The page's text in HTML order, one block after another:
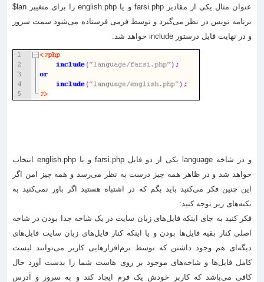
عنوان مثال یکی از مقادیر farsi.php و یا english.php را برای متغییر lan$
برنامه نویس در نظر می‌گیرد و توسط فرمی فرستاده می‌شود سمت سرور
و در نهایت فایل درستور include خواهد شد:
و در شاخه language یکی از دو فایل farsi.php و یا english.php انتخاب
خواهد شد و در ظاهر همه چیز درست به نظر می‌رسد و همه چیز امن اگر
این چنین فکر می‌کنید باید بگم که در اشتباه هستید اگر باور نمی‌کنید به
نکته‌های زیر توجه کنید:
فکر کنید به جای اینکه فایل‌های زبان سایت در یک شاخه جدا بودن در شاخه
اصلی کنار بقیه فایل‌ها بودن و یا اینکه کنار فایل‌های زبان سایت فایل‌های
دیگه‌ای هم وجود داشتن که توسط نرم‌افزار‌هایی کاربر می‌توانند لیست
کامل فایل‌ها و شاخه‌های موجود بر روی هاست شما را بدست آورد حال
کافی می‌باشد که کاربر خودش یک فرم ایجاد کند و به سرور و آدرس